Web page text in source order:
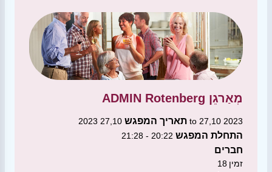
ADMIN Rotenberg מְאַרגֵן
תאריך המפגש 27,10 2023 to 27,10 2023
התחלת המפגש 20:22 - 21:28
חברים
18 זמין